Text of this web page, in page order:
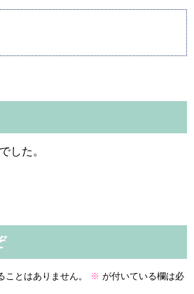
した。
とはありません。 ※ が付いている欄は必